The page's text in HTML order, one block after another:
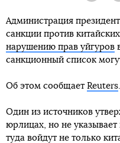
Администрация
санкции против
нарушению прав уйгуров
санкционный список
Об этом сообщает Reuters.
Один из источников
юрлицах, но не
туда войдут не только